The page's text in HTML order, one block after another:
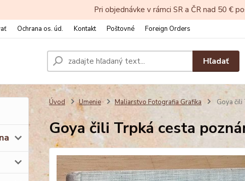
Pri objednávke v rámci SR a ČR nad 50 €
Ochrana os. úd. Kontakt Poštovné Foreign Orders
Hľadať
Úvod Umenie Maliarstvo Fotografia Grafika Goya čili
Goya čili Trpká cesta